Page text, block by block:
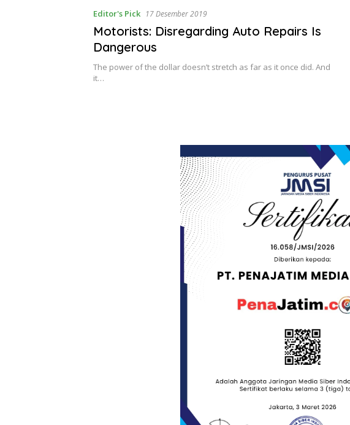
Editor's Pick 17 Desember 2019
Motorists: Disregarding Auto Repairs Is
Dangerous
The power of the dollar doesn’t stretch as far as it once did. And
it…